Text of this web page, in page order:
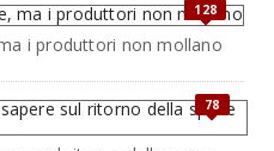
128
i produttori non mollano
78